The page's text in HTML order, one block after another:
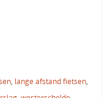
, lange afstand fietsen,